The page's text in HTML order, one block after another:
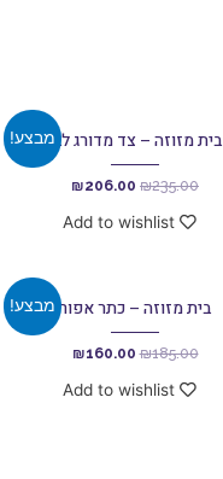
מבצע!בית מזוזה – צד מדורג לבן
₪235.00
₪206.00
Add to wishlist
מבצע! בית מזוזה – כתר אפור
₪185.00
₪160.00
Add to wishlist